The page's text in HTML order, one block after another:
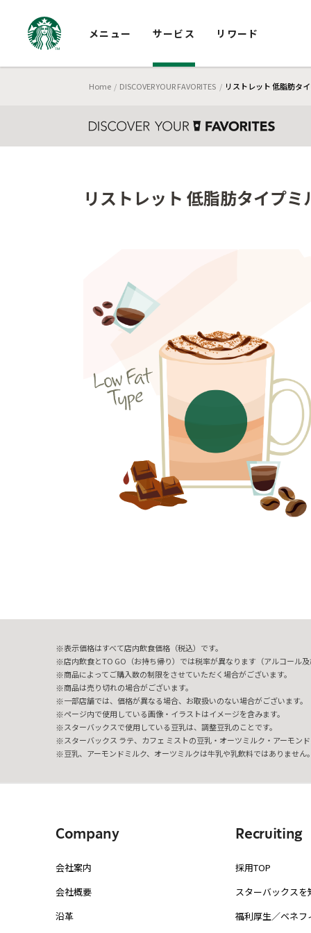
メニュー サービス リワード
Home DISCOVER YOUR FAVORITES リストレット 低脂肪タ
リストレット 低脂肪タイプ
表示価格はすべて店内飲食価格（税込）です。
店内飲食とTO GO（お持ち帰り）では税率が異なります（アルコール
商品によってご購入数の制限をさせていただく場合がございます。
商品は売り切れの場合がございます。
一部店舗では、価格が異なる場合、お取扱いのない場合がございます。
ページ内で使用している画像・イラストはイメージを含みます。
スターバックスで使用している豆乳は、調整豆乳のことです。
スターバックス ラテ、カフェ ミストの豆乳・オーツミルク・アーモンド
豆乳、アーモンドミルク、オーツミルクは牛乳や乳飲料ではありません。
Company
会社案内
会社概要
沿革
Recruiting
採用TOP
スターバックスを
福利厚生／ベネフ